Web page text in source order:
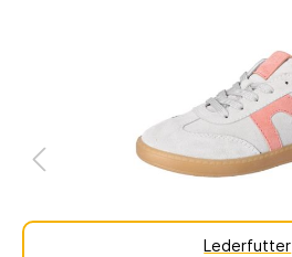
Lederfutter